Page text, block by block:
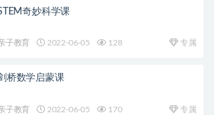
奇妙科学课
子教育 2022-06-05 128 专属
桥数学启蒙课
子教育 2022-06-05 170 专属